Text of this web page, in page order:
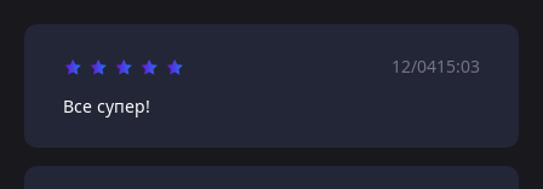
12/0415:03
Все супер!